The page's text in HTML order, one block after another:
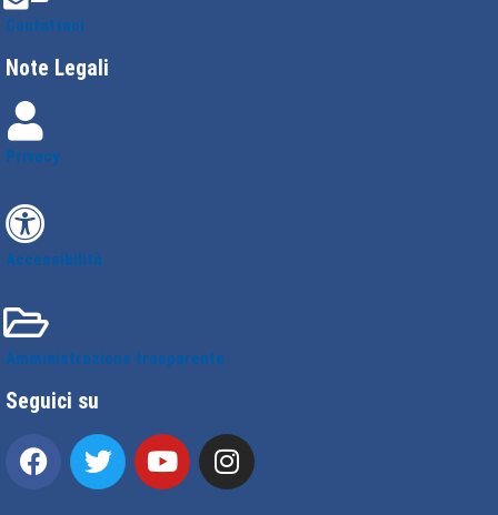
Contattaci
Note Legali
Privacy
Accessibilità
Amministrazione trasparente
Seguici su